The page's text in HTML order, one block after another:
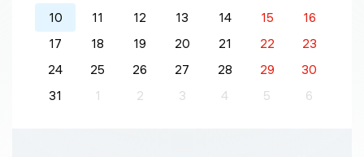
10
11 12 13 14 15
16
17
18 19 20 21 22
23
24
25 26 27 28 29
30
31
1 2 3 4 5 6